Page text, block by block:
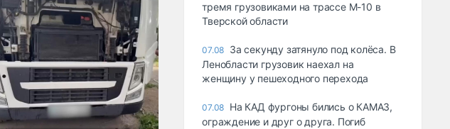
тремя грузовиками на трассе М-10 в
Тверской области
07.08 За секунду затянуло под колёса. В
Ленобласти грузовик наехал на
женщину у пешеходного перехода
07.08 На КАД фургоны бились о КАМАЗ,
ограждение и друг о друга. Погиб